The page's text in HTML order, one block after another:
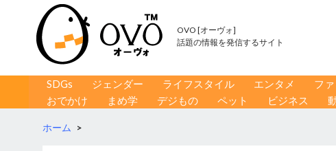
OVO [オーヴォ]
話題の情報を発信するサイト
コンテンツへ移動
SDGs ジェンダー ライフスタイル エンタメ フ
おでかけ
まめ学 デジもの ペット ビジネス
ホーム >